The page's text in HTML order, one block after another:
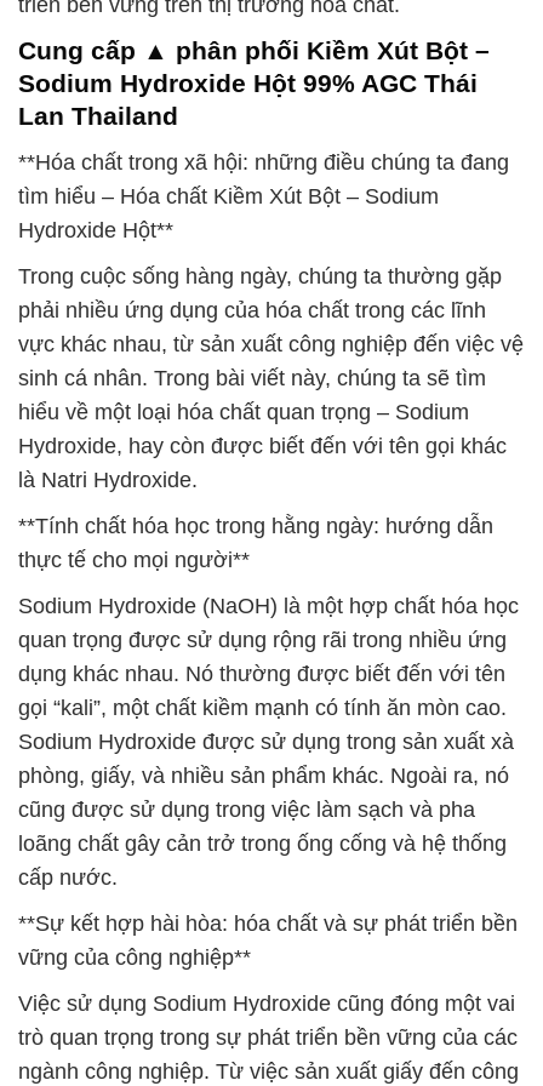
triển bền vững trên thị trường hóa chất.
Cung cấp ▲ phân phối Kiềm Xút Bột –
Sodium Hydroxide Hột 99% AGC Thái
Lan Thailand
**Hóa chất trong xã hội: những điều chúng ta đang
tìm hiểu – Hóa chất Kiềm Xút Bột – Sodium
Hydroxide Hột**
Trong cuộc sống hàng ngày, chúng ta thường gặp
phải nhiều ứng dụng của hóa chất trong các lĩnh
vực khác nhau, từ sản xuất công nghiệp đến việc vệ
sinh cá nhân. Trong bài viết này, chúng ta sẽ tìm
hiểu về một loại hóa chất quan trọng – Sodium
Hydroxide, hay còn được biết đến với tên gọi khác
là Natri Hydroxide.
**Tính chất hóa học trong hằng ngày: hướng dẫn
thực tế cho mọi người**
Sodium Hydroxide (NaOH) là một hợp chất hóa học
quan trọng được sử dụng rộng rãi trong nhiều ứng
dụng khác nhau. Nó thường được biết đến với tên
gọi “kali”, một chất kiềm mạnh có tính ăn mòn cao.
Sodium Hydroxide được sử dụng trong sản xuất xà
phòng, giấy, và nhiều sản phẩm khác. Ngoài ra, nó
cũng được sử dụng trong việc làm sạch và pha
loãng chất gây cản trở trong ống cống và hệ thống
cấp nước.
**Sự kết hợp hài hòa: hóa chất và sự phát triển bền
vững của công nghiệp**
Việc sử dụng Sodium Hydroxide cũng đóng một vai
trò quan trọng trong sự phát triển bền vững của các
ngành công nghiệp. Từ việc sản xuất giấy đến công